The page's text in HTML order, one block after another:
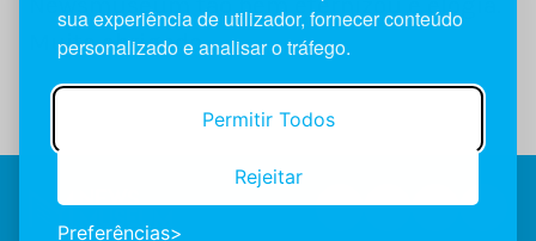
sua experiência de utilizador, fornecer conteúdo
personalizado e analisar o tráfego.
Permitir Todos
Rejeitar
Preferências
Muito obrigado.